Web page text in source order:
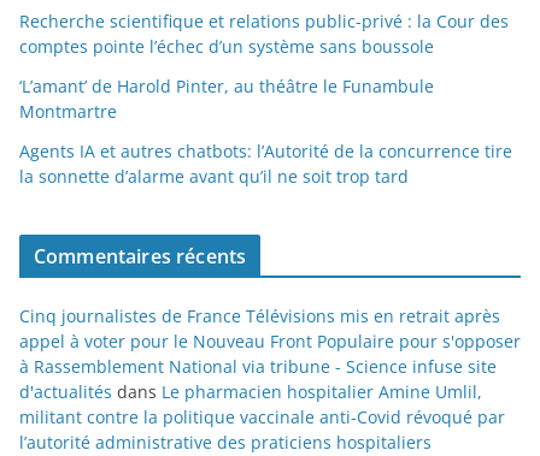
Recherche scientifique et relations public-privé : la Cour des
comptes pointe l’échec d’un système sans boussole
‘L’amant’ de Harold Pinter, au théâtre le Funambule
Montmartre
Agents IA et autres chatbots: l’Autorité de la concurrence tire
la sonnette d’alarme avant qu’il ne soit trop tard
Commentaires récents
Cinq journalistes de France Télévisions mis en retrait après
appel à voter pour le Nouveau Front Populaire pour s'opposer
à Rassemblement National via tribune - Science infuse site
d'actualités dans Le pharmacien hospitalier Amine Umlil,
militant contre la politique vaccinale anti-Covid révoqué par
l’autorité administrative des praticiens hospitaliers